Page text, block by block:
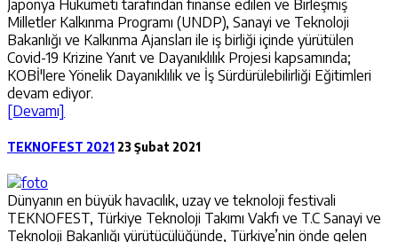
Japonya Hükümeti tarafından finanse edilen ve Birleşmiş
Milletler Kalkınma Programı (UNDP), Sanayi ve Teknoloji
Bakanlığı ve Kalkınma Ajansları ile iş birliği içinde yürütülen
Covid-19 Krizine Yanıt ve Dayanıklılık Projesi kapsamında;
KOBİ'lere Yönelik Dayanıklılık ve İş Sürdürülebilirliği Eğitimleri
devam ediyor.
[Devamı]
TEKNOFEST 2021 23 Şubat 2021
Dünyanın en büyük havacılık, uzay ve teknoloji festivali
TEKNOFEST, Türkiye Teknoloji Takımı Vakfı ve T.C Sanayi ve
Teknoloji Bakanlığı yürütücülüğünde, Türkiye’nin önde gelen